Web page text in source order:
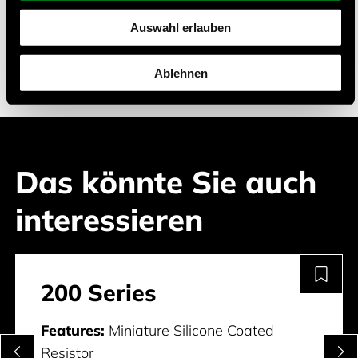
Auswahl erlauben
Ablehnen
ITAR Compliant
Das könnte Sie auch
interessieren
200 Series
Features: Miniature Silicone Coated
Resistor